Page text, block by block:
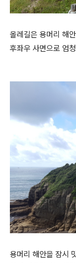
올레길은 용머리 해
후좌우 사면으로 엄
용머리 해안을 잠시